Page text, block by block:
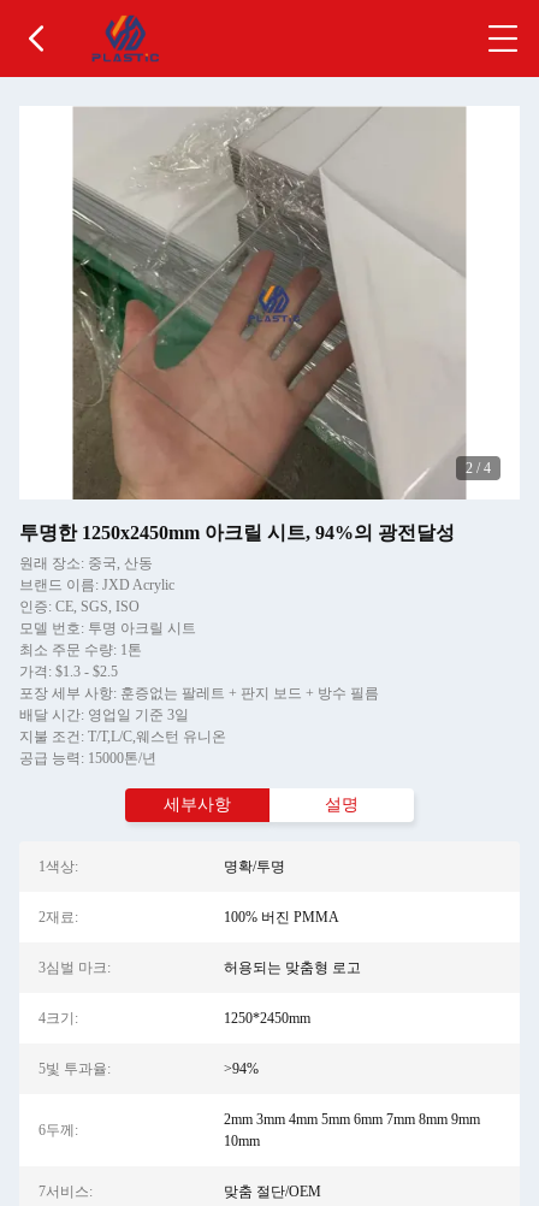
3 / 4
투명한 1250x2450mm 아크릴 시트, 94%의 광전달성
원래 장소: 중국, 산동
브랜드 이름: JXD Acrylic
인증: CE, SGS, ISO
모델 번호: 투명 아크릴 시트
최소 주문 수량: 1톤
가격: $1.3 - $2.5
포장 세부 사항: 훈증없는 팔레트 + 판지 보드 + 방수 필름
배달 시간: 영업일 기준 3일
지불 조건: T/T,L/C,웨스턴 유니온
공급 능력: 15000톤/년
세부사항 설명
1색상: 명확/투명
2재료: 100% 버진 PMMA
3심벌 마크: 허용되는 맞춤형 로고
4크기: 1250*2450mm
5빛 투과율: >94%
6두께:
2mm 3mm 4mm 5mm 6mm 7mm 8mm 9mm
10mm
7서비스: 맞춤 절단/OEM